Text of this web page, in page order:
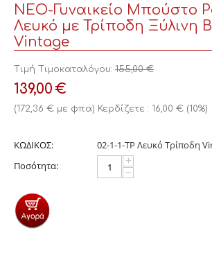
ΝΕΟ-Γυναικείο Μπούστο
Λευκό με Τρίποδη Ξύλινη
Vintage
Τιμή Τιμοκαταλόγου: 155,00 €
139,00€
(172,36 € με φπα) Κερδίζετε : 16,00 € (10%)
ΚΩΔΙΚΟΣ:
02-1-1-ΤΡ Λευκό Τρίποδη
Ποσότητα:
+
−